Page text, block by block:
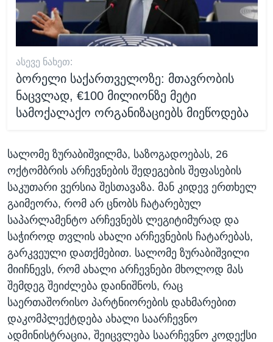
ᲐᲡᲔᲕᲔ ᲜᲐᲮᲔᲗ:
ბორელი საქართველოზე: მთავრობის
ნაცვლად, €100 მილიონზე მეტი
სამოქალაქო ორგანიზაციებს მიეწოდება
სალომე ზურაბიშვილმა, საზოგადოებას, 26
ოქტომბრის არჩევნების შედეგების შეფასების
საკუთარი ვერსია შესთავაზა. მან კიდევ ერთხელ
გაიმეორა, რომ არ ცნობს ჩატარებულ
საპარლამენტო არჩევნებს ლეგიტიმურად და
საჭიროდ თვლის ახალი არჩევნების ჩატარებას,
გარკვეული დათქმებით. სალომე ზურაბიშვილი
მიიჩნევს, რომ ახალი არჩევნები მხოლოდ მას
შემდეგ შეიძლება დაინიშნოს, რაც
საერთაშორისო პარტნიორების დახმარებით
დაკომპლექტდება ახალი საარჩევნო
ადმინისტრაცია, შეიცვლება საარჩევნო კოდექსი